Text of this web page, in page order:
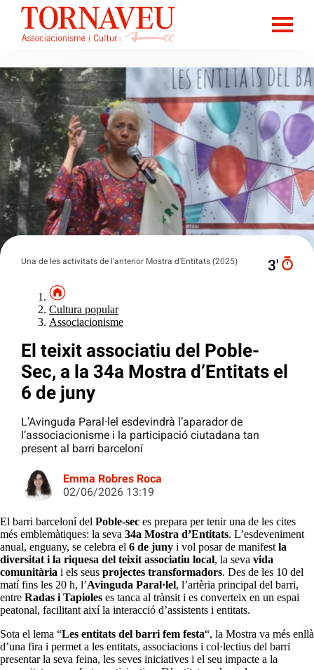
Una de les activitats de l'anterior Mostra d'Entitats (2025) 3′
Cultura popular
Associacionisme
El teixit associatiu del Poble-
Sec, a la 34a Mostra d’Entitats el
6 de juny
L’Avinguda Paral·lel esdevindrà l’aparador de
l’associacionisme i la participació ciutadana tan
present al barri barceloní
Emma Robres Roca
02/06/2026 13:19
El barri barceloní del Poble-sec es prepara per tenir una de les cites
més emblemàtiques: la seva 34a Mostra d’Entitats. L’esdeveniment
anual, enguany, se celebra el 6 de juny i vol posar de manifestla
diversitat i la riquesa del teixit associatiu local, la seva vida
comunitària i els seus projectes transformadors. Des de les 10 del
matí fins les 20 h, l’Avinguda Paral·lel, l’artèria principal del barri,
entre Radas i Tapioles es tanca al trànsit i es converteix en un espai
peatonal, facilitant així la interacció d’assistents i entitats.
Sota el lema “Les entitats del barri fem festa“, la Mostra va més enllà
d’una fira i permet a les entitats, associacions i col·lectius del barri
presentar la seva feina, les seves iniciatives i el seu impacte a la